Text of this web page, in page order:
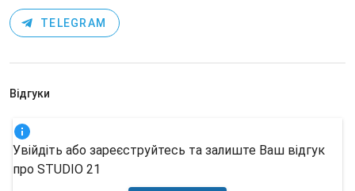
TELEGRAM
Відгуки
Увійдіть або зареєструйтесь та залиште Ваш відгук
про STUDIO 21